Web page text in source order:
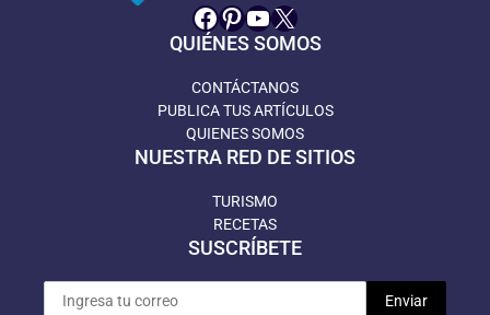
Facebook
Pinterest
YouTube
X
QUIÉNES SOMOS
CONTÁCTANOS
PUBLICA TUS ARTÍCULOS
QUIENES SOMOS
NUESTRA RED DE SITIOS
TURISMO
RECETAS
SUSCRÍBETE